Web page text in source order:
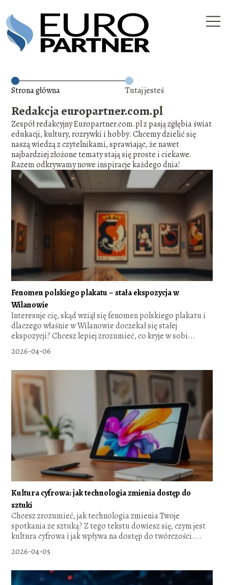
Strona główna Tutaj jesteś
Redakcja europartner.com.pl
Zespół redakcyjny Europartner.com.pl z pasją zgłębia świat
edukacji, kultury, rozrywki i hobby. Chcemy dzielić się
naszą wiedzą z czytelnikami, sprawiając, że nawet
najbardziej złożone tematy stają się proste i ciekawe.
Razem odkrywamy nowe inspiracje każdego dnia!
Fenomen polskiego plakatu – stała ekspozycja w
Wilanowie
Interesuje cię, skąd wziął się fenomen polskiego plakatu i
dlaczego właśnie w Wilanowie doczekał się stałej
ekspozycji? Chcesz lepiej zrozumieć, co kryje w sobi...
2026-04-06
Kultura cyfrowa: jak technologia zmienia dostęp do
sztuki
Chcesz zrozumieć, jak technologia zmienia Twoje
spotkania ze sztuką? Z tego tekstu dowiesz się, czym jest
kultura cyfrowa i jak wpływa na dostęp do twórczości....
2026-04-05